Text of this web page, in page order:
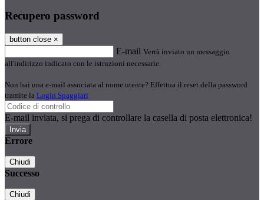
Recupero password
button close ×
E-mail Verrà inviato un messaggio
all'indirizzo indicato con le istruzioni necessarie.
Non hai una e-mail associata al nome utente? Effettua il reset della password
tramite la Login Spaggiari
E-mail inviata, si prega di controllare la casella di posta elettronica!
Errore
Chiudi
Successo
Chiudi